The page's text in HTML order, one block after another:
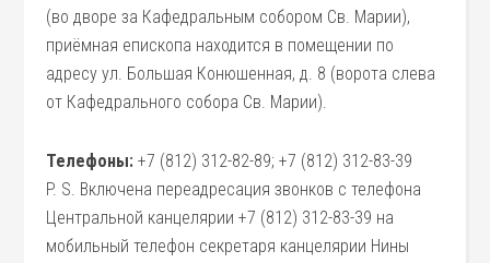
(во дворе за Кафедральным собором Св. Марии),
приёмная епископа находится в помещении по
адресу ул. Большая Конюшенная, д. 8 (ворота слева
от Кафедрального собора Св. Марии).
Телефоны: +7 (812) 312-82-89; +7 (812) 312-83-39
P. S. Включена переадресация звонков с телефона
Центральной канцелярии +7 (812) 312-83-39 на
мобильный телефон секретаря канцелярии Нины